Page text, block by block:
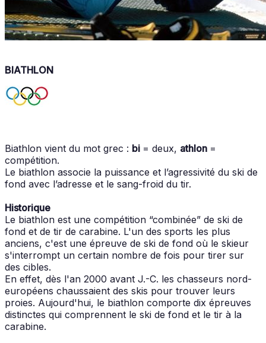
BIATHLON
Biathlon vient du mot grec : bi = deux, athlon =
compétition.
Le biathlon associe la puissance et l’agressivité du ski de
fond avec l’adresse et le sang-froid du tir.
Historique
Le biathlon est une compétition “combinée” de ski de
fond et de tir de carabine. L'un des sports les plus
anciens, c'est une épreuve de ski de fond où le skieur
s'interrompt un certain nombre de fois pour tirer sur
des cibles.
En effet, dès l'an 2000 avant J.-C. les chasseurs nord-
européens chaussaient des skis pour trouver leurs
proies. Aujourd'hui, le biathlon comporte dix épreuves
distinctes qui comprennent le ski de fond et le tir à la
carabine.